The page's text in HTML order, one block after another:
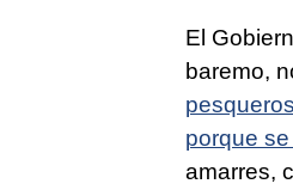
El
baremo,
porque
amarres,